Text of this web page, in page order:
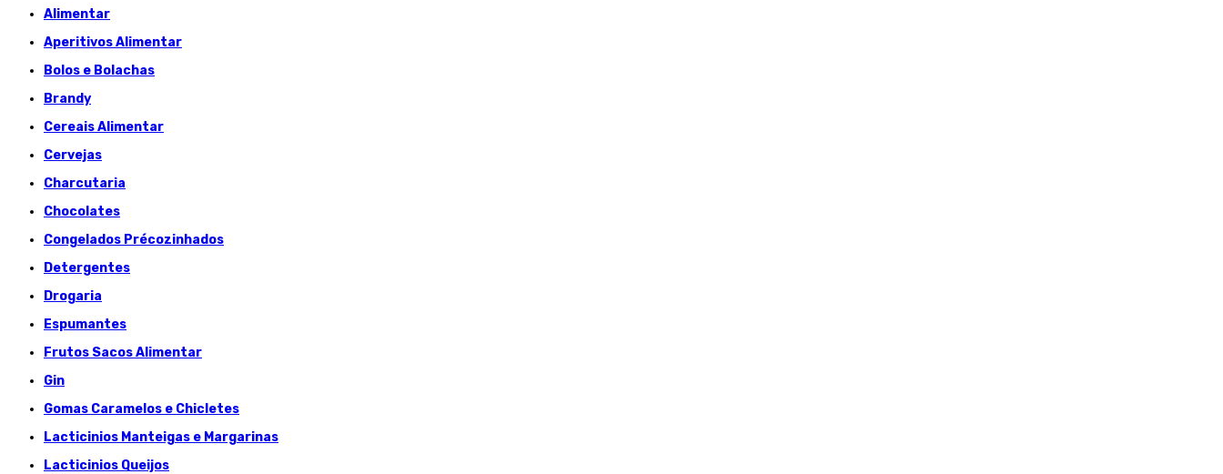
Alimentar
Aperitivos Alimentar
Bolos e Bolachas
Brandy
Cereais Alimentar
Cervejas
Charcutaria
Chocolates
Congelados Précozinhados
Detergentes
Drogaria
Espumantes
Frutos Sacos Alimentar
Gin
Gomas Caramelos e Chicletes
Lacticinios Manteigas e Margarinas
Lacticinios Queijos